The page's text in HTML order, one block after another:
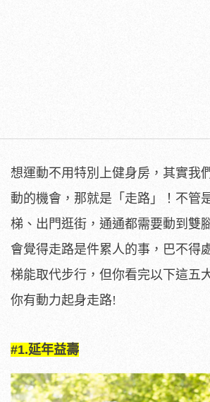
想運動不用特別上健身房，其實我
動的機會，那就是「走路」！不管
梯、出門逛街，通通都需要動到雙
會覺得走路是件累人的事，巴不得
梯能取代步行，但你看完以下這五
你有動力起身走路!
#1.延年益壽